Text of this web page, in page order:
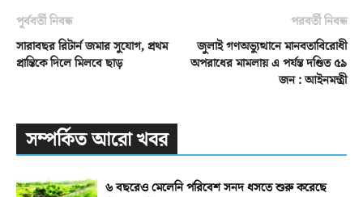
পূর্ববর্তী নিবন্ধ
সারাবছর রিটার্ন জমার সুযোগ, প্রথম
প্রান্তিকে দিলে মিলবে ছাড়
পরবর্তী নিবন্ধ
জুলাই গণঅভ্যুত্থানে মানবতাবিরোধী
অপরাধের মামলায় এ পর্যন্ত দণ্ডিত ৫৯
জন : আইনমন্ত্রী
সম্পর্কিত আরো খবর
৬ বছরেও মেলেনি পরিবেশ সনদ ধসতে শুরু করেছে